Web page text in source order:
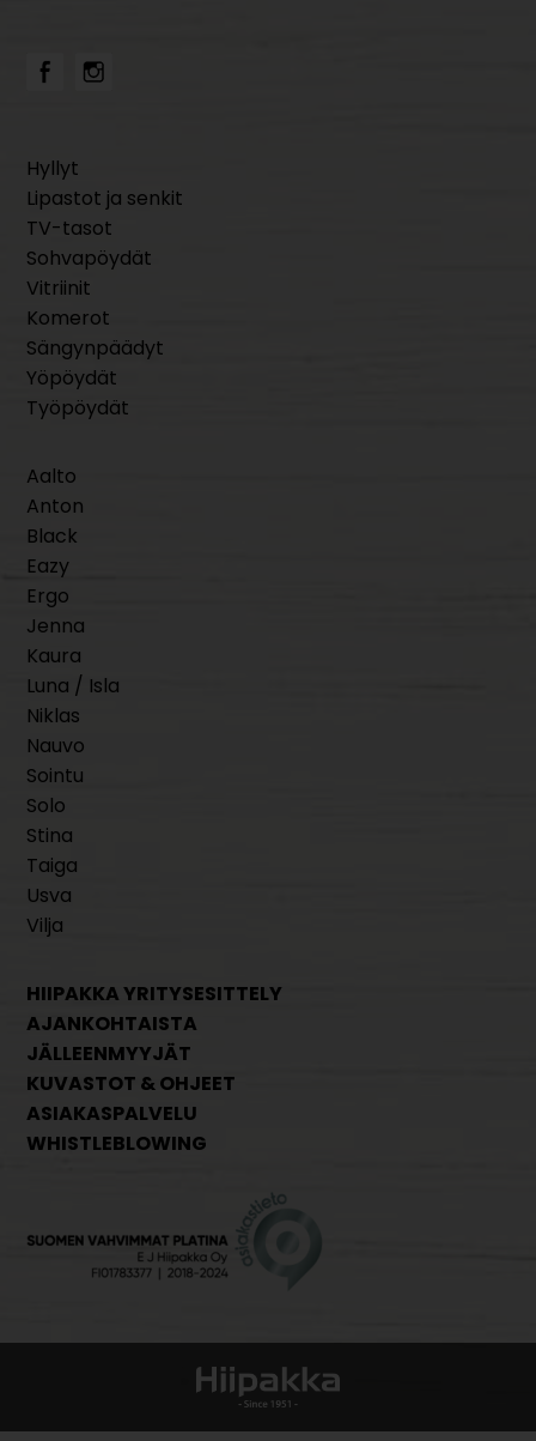
Hyllyt
Lipastot ja senkit
TV-tasot
Sohvapöydät
Vitriinit
Komerot
Sängynpäädyt
Yöpöydät
Työpöydät
Aalto
Anton
Black
Eazy
Ergo
Jenna
Kaura
Luna / Isla
Niklas
Nauvo
Sointu
Solo
Stina
Taiga
Usva
Vilja
HIIPAKKA YRITYSESITTELY
AJANKOHTAISTA
JÄLLEENMYYJÄT
KUVASTOT & OHJEET
ASIAKASPALVELU
WHISTLEBLOWING